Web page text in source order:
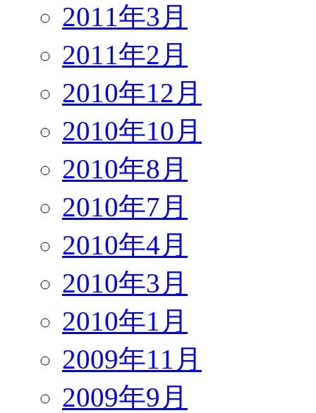
2011年3月
2011年2月
2010年12月
2010年10月
2010年8月
2010年7月
2010年4月
2010年3月
2010年1月
2009年11月
2009年9月